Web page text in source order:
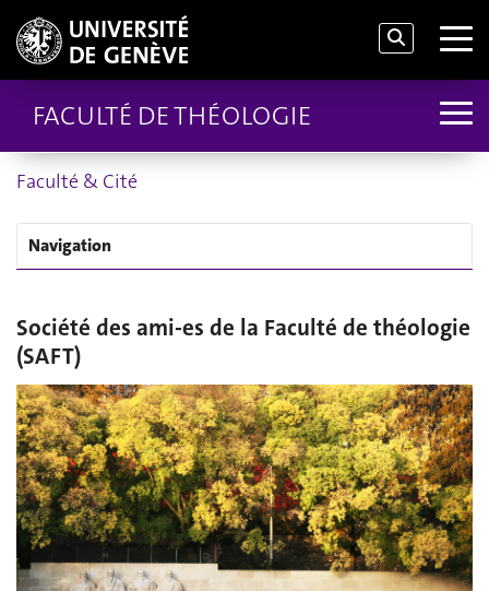
FACULTÉ DE THÉOLOGIE
Faculté & Cité
Navigation
Société des ami-es de la Faculté de théologie
(SAFT)